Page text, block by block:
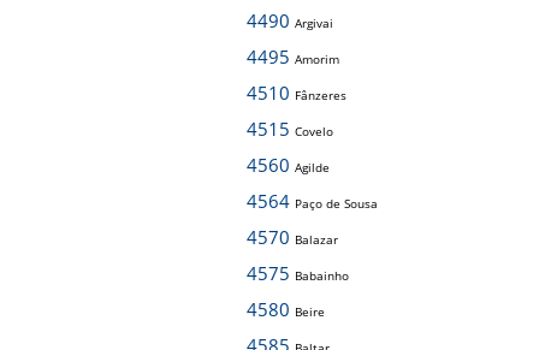
4490 Argivai
4495 Amorim
4510 Fânzeres
4515 Covelo
4560 Agilde
4564 Paço de Sousa
4570 Balazar
4575 Babainho
4580 Beire
4585